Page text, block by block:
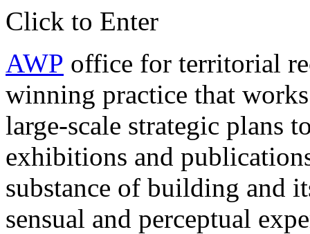
Click to Enter
AWP office for territorial
winning practice that
large-scale strategic plans
exhibitions and
substance of building and
sensual and perceptual